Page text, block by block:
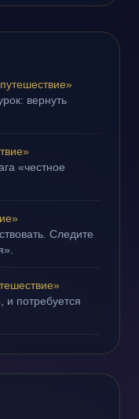
вернуть
«честное
Следите
и потребуется